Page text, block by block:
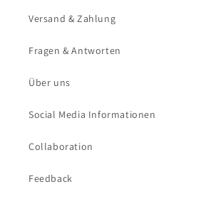
Versand & Zahlung
Fragen & Antworten
Über uns
Social Media Informationen
Collaboration
Feedback